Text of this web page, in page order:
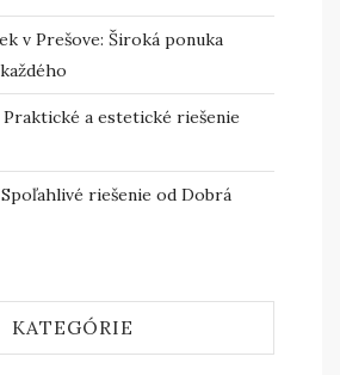
v Prešove: Široká ponuka
a estetické riešenie
riešenie od Dobrá
KATEGÓRIE